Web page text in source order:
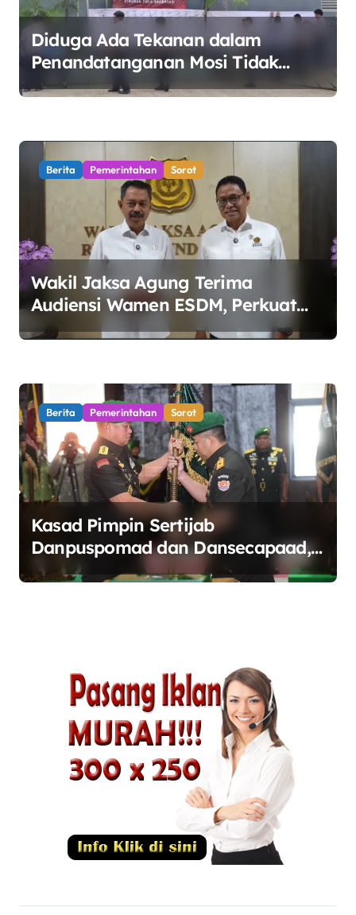
s
Diduga Ada Tekanan dalam
Penandatanganan Mosi Tidak
Percaya, Purnabakti Minta Polemik
Berita Pemerintahan Sorot
Wakil Jaksa Agung Terima
Audiensi Wamen ESDM, Perkuat
Sinergi Kawal Tata Kelola Sektor
Berita Pemerintahan Sorot
Kasad Pimpin Sertijab
Danpuspomad dan Dansecapaad,
Tegaskan Penguatan Organisasi